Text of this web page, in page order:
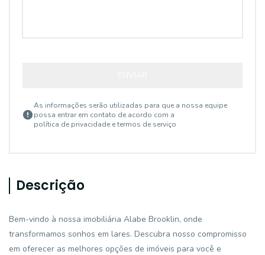
As informações serão utilizadas para que a nossa equipe
possa entrar em contato de acordo com a
política de privacidade e termos de serviço
Descrição
Bem-vindo à nossa imobiliária Alabe Brooklin, onde
transformamos sonhos em lares. Descubra nosso compromisso
em oferecer as melhores opções de imóveis para você e